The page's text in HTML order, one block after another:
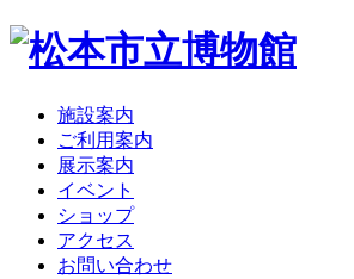
施設案内
ご利用案内
展示案内
イベント
ショップ
アクセス
お問い合わせ